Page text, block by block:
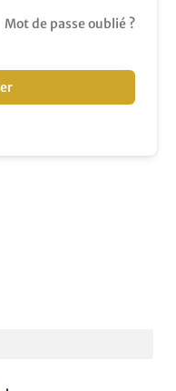
Mot de passe oublié ?